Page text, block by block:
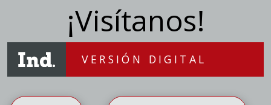
¡Visítanos!
VERSIÓN DIGITAL